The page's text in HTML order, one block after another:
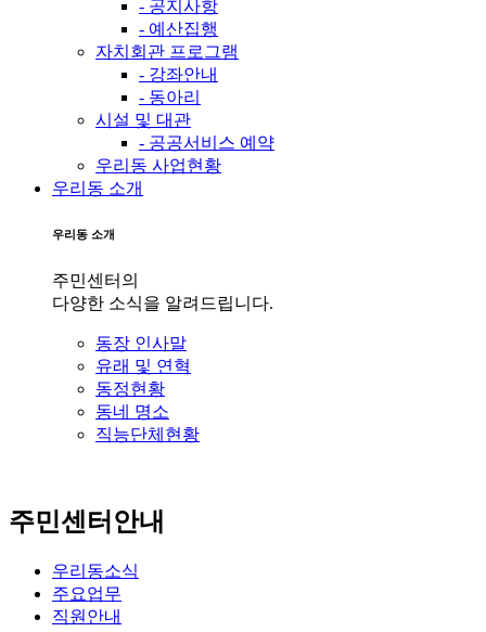
- 공지사항
- 예산집행
자치회관 프로그램
- 강좌안내
- 동아리
시설 및 대관
- 공공서비스 예약
우리동 사업현황
우리동 소개
우리동 소개
주민센터의
다양한 소식을 알려드립니다.
동장 인사말
유래 및 연혁
동정현황
동네 명소
직능단체현황
주민센터안내
우리동소식
주요업무
직원안내